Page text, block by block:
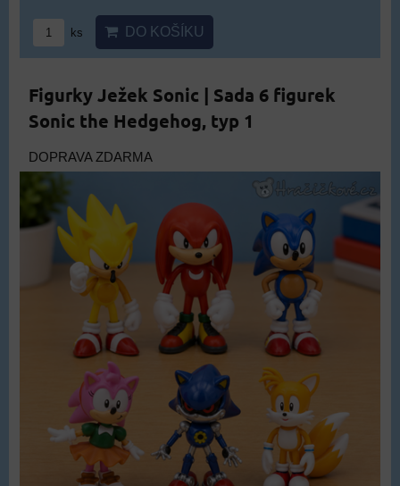
ks DO KOŠÍKU
Figurky Ježek Sonic | Sada 6 figurek
Sonic the Hedgehog, typ 1
DOPRAVA ZDARMA